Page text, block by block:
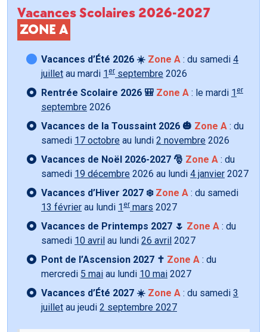
Vacances Scolaires 2026-2027
ZONE A
Vacances d’Été 2026 ☀️ Zone A : du samedi 4
juillet au mardi 1 er septembre 2026
Rentrée Scolaire 2026 🎒 Zone A : le mardi 1 er
septembre 2026
Vacances de la Toussaint 2026 🎃 Zone A : du
samedi 17 octobre au lundi 2 novembre 2026
Vacances de Noël 2026-2027 🎅 Zone A : du
samedi 19 décembre 2026 au lundi 4 janvier 2027
Vacances d’Hiver 2027 ❄️ Zone A : du samedi
13 février au lundi 1 er mars 2027
Vacances de Printemps 2027 🌷 Zone A : du
samedi 10 avril au lundi 26 avril 2027
Pont de l’Ascension 2027 ✝️ Zone A : du
mercredi 5 mai au lundi 10 mai 2027
Vacances d’Été 2027 ☀️ Zone A : du samedi 3
juillet au jeudi 2 septembre 2027